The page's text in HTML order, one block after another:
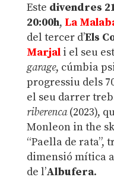
Este divendres
20:00h, La
del tercer d’Els
Marjali el seu
garage, cúmbia
progressiu dels
el seu darrer
riberenca(2023),
Monleon in the
“Paella de rata”,
dimensió mítica
de l’Albufera.